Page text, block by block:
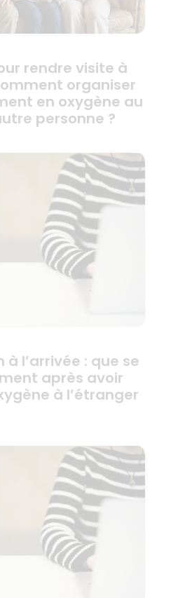
rendre visite à
organiser
en oxygène au
personne ?
l’arrivée : que se
après avoir
à l’étranger